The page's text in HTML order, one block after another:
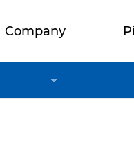
Company